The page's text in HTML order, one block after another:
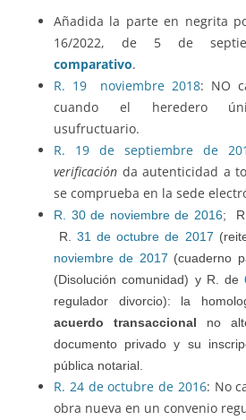
Añadida la parte en negrita
16/2022, de 5 de
comparativo.
R. 19 noviembre 2018: NO
cuando el heredero
usufructuario.
R. 19 de septiembre de
verificación da autenticidad a
se comprueba en la sede
R. 30 de noviembre de 2016;
R.31 de octubre de 2017
noviembre de 2017 (cuaderno
(Disolución comunidad) y R. de
regulador divorcio): la
acuerdo transaccional no
documento privado y su
pública notarial.
R. 24 de octubre de 2016: No
obra nueva en un convenio